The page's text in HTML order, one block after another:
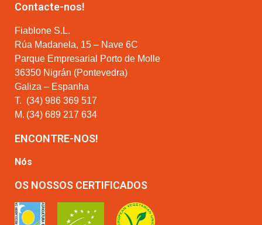
Contacte-nos!
Fiablone S.L.
Rúa Madanela, 15 – Nave 6C
Parque Empresarial Porto de Molle
36350 Nigrán (Pontevedra)
Galiza – Espanha
T. (34) 986 369 517
M. (34) 689 217 634
ENCONTRE-NOS!
Nós
OS NOSSOS CERTIFICADOS